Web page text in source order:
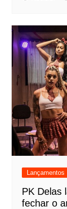
Lançamentos
PK Delas
fechar o